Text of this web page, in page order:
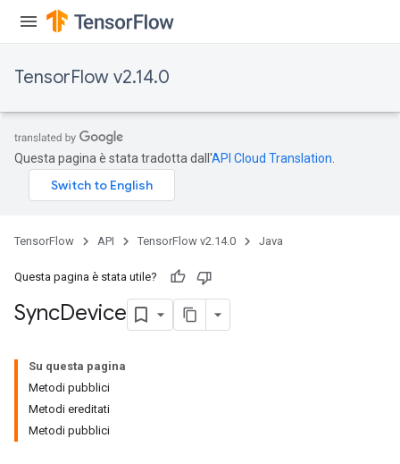
TensorFlow v2.14.0
Questa pagina è stata tradotta dall'API Cloud Translation
TensorFlow API TensorFlow v2.14.0 Java
Questa pagina è stata utile?
SyncDevice
Su questa pagina
Metodi pubblici
Metodi ereditati
Metodi pubblici